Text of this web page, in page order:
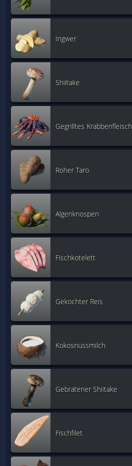
Ingwer
Shiitake
Gegrilltes Krabbenfleisch
Roher Taro
Algenknospen
Fischkotelett
Gekochter Reis
Kokosnussmilch
Gebratener Shiitake
Fischfilet